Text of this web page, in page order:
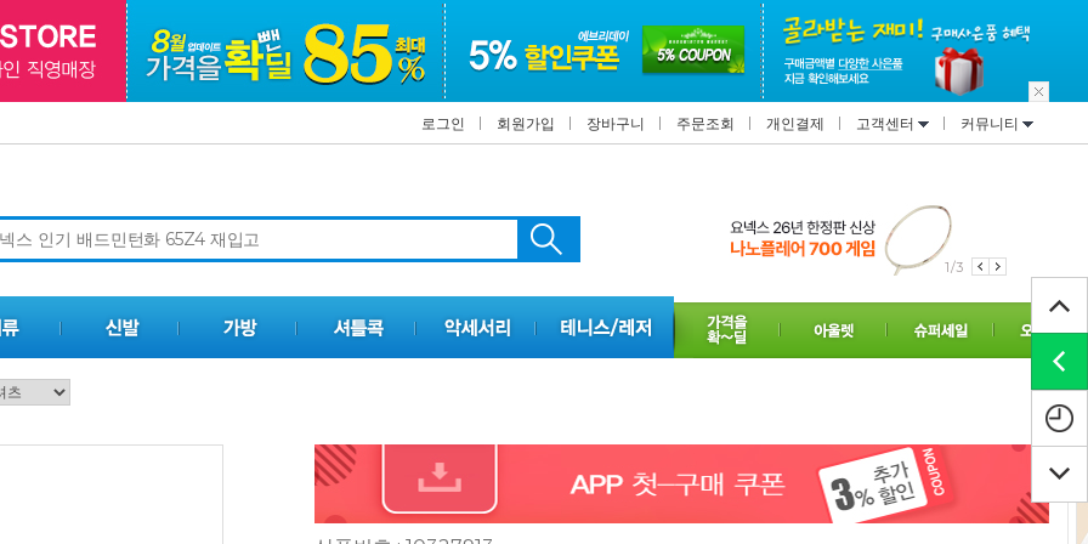
로그인 회원가입 장바구니 주문조회 개인결제 고객센터 커뮤니티
1/3